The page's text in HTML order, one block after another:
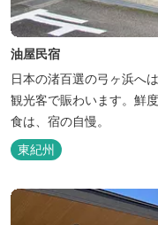
油屋民宿
日本の渚百選の弓ヶ浜へ
観光客で賑わいます。鮮
食は、宿の自慢。
東紀州